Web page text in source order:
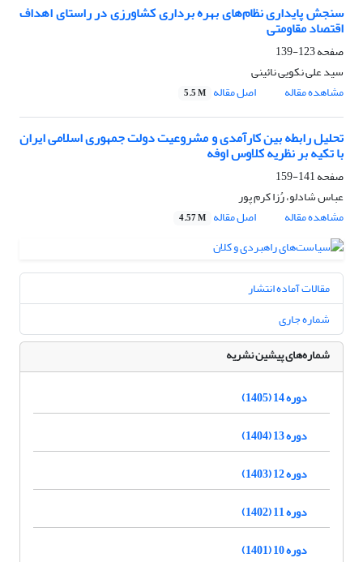
سنجش پایداری نظام‌های بهره برداری کشاورزی در راستای اهداف
اقتصاد مقاومتی
صفحه123-139
سید علی نکویی نائینی
مشاهده مقاله
اصل مقاله 5.5 M
تحلیل رابطه بین کارآمدی و مشروعیت دولت جمهوری اسلامی ایران
با تکیه بر نظریه کلاوس اوفه
صفحه141-159
عباس شادلو، رُزا کرم پور
مشاهده مقاله
اصل مقاله 4.57 M
مقالات آماده انتشار
شماره جاری
شماره‌های پیشین نشریه
دوره 14 (1405)
دوره 13 (1404)
دوره 12 (1403)
دوره 11 (1402)
دوره 10 (1401)